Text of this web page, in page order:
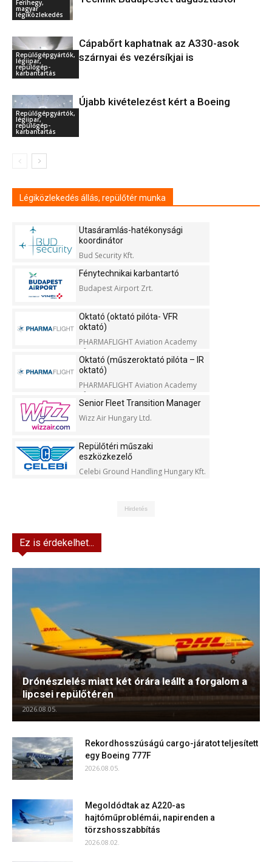
Ferihegy,
magyar
légiközlekedés
Repülőgépgyártók,
légiipar,
repülőgép-
karbantartás
Cápabőrt kaphatnak az A330-asok
szárnyai és vezérsíkjai is
Repülőgépgyártók,
légiipar,
repülőgép-
karbantartás
Újabb kivételezést kért a Boeing
Légiközlekedés állás, repülőtér munka
Utasáramlás-hatékonysági
koordinátor
Bud Security Kft.
Fénytechnikai karbantartó
Budapest Airport Zrt.
Oktató (oktató pilóta- VFR
oktató)
PHARMAFLIGHT Aviation Academy
Kft.
Oktató (műszeroktató pilóta – IR
oktató)
PHARMAFLIGHT Aviation Academy
Kft.
Senior Fleet Transition Manager
Wizz Air Hungary Ltd.
Repülőtéri műszaki
eszközkezelő
Celebi Ground Handling Hungary Kft.
Hirdetés
Ez is érdekelhet...
Drónészlelés miatt két órára leállt a forgalom a
lipcsei repülőtéren
2026.08.05.
Rekordhosszúságú cargo-járatot teljesített
egy Boeing 777F
2026.08.05.
Megoldódtak az A220-as
hajtóműproblémái, napirenden a
törzshosszabbítás
2026.08.02.